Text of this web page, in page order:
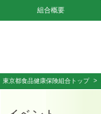
組合概要
東京都食品健康保険組合トップ>